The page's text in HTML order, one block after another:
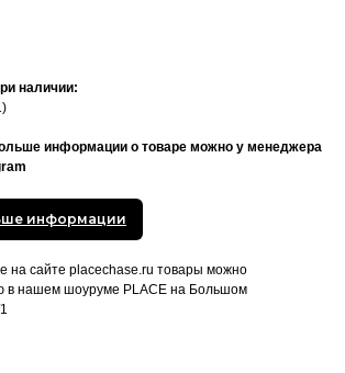
наличии:
информации о товаре можно у менеджера
информации
на сайте placechase.ru товары можно
в нашем шоуруме PLACE на Большом